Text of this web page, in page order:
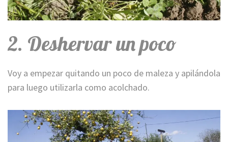
2. Deshervar un poco
Voy a empezar quitando un poco de maleza y apilándola
para luego utilizarla como acolchado.